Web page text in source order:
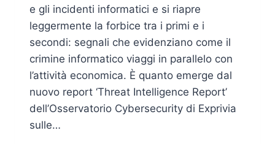
e gli incidenti informatici e si riapre
leggermente la forbice tra i primi e i
secondi: segnali che evidenziano come il
crimine informatico viaggi in parallelo con
l’attività economica. È quanto emerge dal
nuovo report ‘Threat Intelligence Report’
dell’Osservatorio Cybersecurity di Exprivia
sulle…